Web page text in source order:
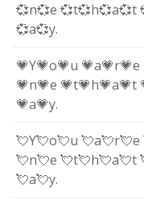
💞n💞e 💞t💞h💞a💞t
💞a💞y.
💗Y💗o💗u 💗a💗r💗e
💗n💗e 💗t💗h💗a💗t
💗a💗y.
💘Y💘o💘u 💘a💘r💘e
💘n💘e 💘t💘h💘a💘t
💘a💘y.